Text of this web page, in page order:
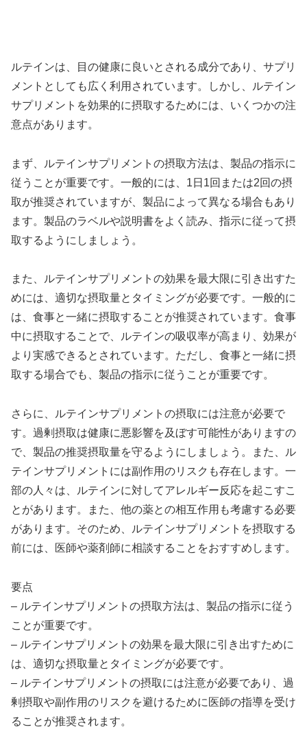
ルテインは、目の健康に良いとされる成分であり、サプリ
メントとしても広く利用されています。しかし、ルテイン
サプリメントを効果的に摂取するためには、いくつかの注
意点があります。
まず、ルテインサプリメントの摂取方法は、製品の指示に
従うことが重要です。一般的には、1日1回または2回の摂
取が推奨されていますが、製品によって異なる場合もあり
ます。製品のラベルや説明書をよく読み、指示に従って摂
取するようにしましょう。
また、ルテインサプリメントの効果を最大限に引き出すた
めには、適切な摂取量とタイミングが必要です。一般的に
は、食事と一緒に摂取することが推奨されています。食事
中に摂取することで、ルテインの吸収率が高まり、効果が
より実感できるとされています。ただし、食事と一緒に摂
取する場合でも、製品の指示に従うことが重要です。
さらに、ルテインサプリメントの摂取には注意が必要で
す。過剰摂取は健康に悪影響を及ぼす可能性がありますの
で、製品の推奨摂取量を守るようにしましょう。また、ル
テインサプリメントには副作用のリスクも存在します。一
部の人々は、ルテインに対してアレルギー反応を起こすこ
とがあります。また、他の薬との相互作用も考慮する必要
があります。そのため、ルテインサプリメントを摂取する
前には、医師や薬剤師に相談することをおすすめします。
要点
– ルテインサプリメントの摂取方法は、製品の指示に従う
ことが重要です。
– ルテインサプリメントの効果を最大限に引き出すために
は、適切な摂取量とタイミングが必要です。
– ルテインサプリメントの摂取には注意が必要であり、過
剰摂取や副作用のリスクを避けるために医師の指導を受け
ることが推奨されます。